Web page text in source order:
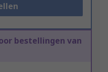
bestellingen van